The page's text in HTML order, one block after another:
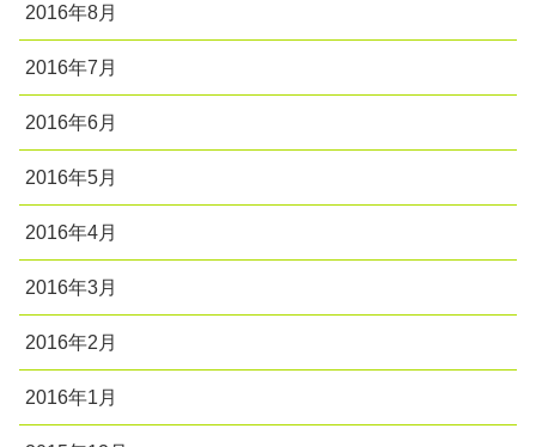
2016年8月
2016年7月
2016年6月
2016年5月
2016年4月
2016年3月
2016年2月
2016年1月